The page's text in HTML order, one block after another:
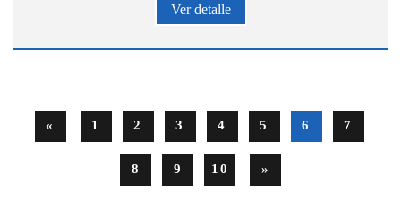
Ver detalle
« 1 2 3 4 5 6 7
8 9 10 »